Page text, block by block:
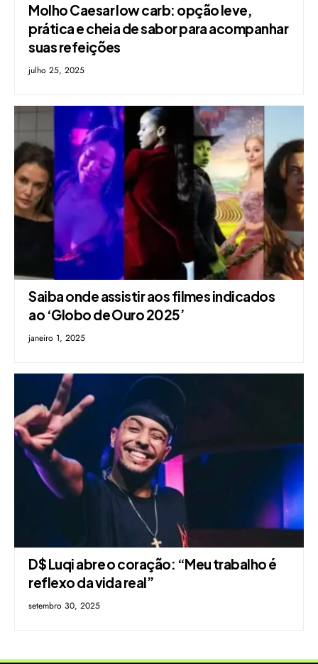
Molho Caesar low carb: opção leve,
prática e cheia de sabor para acompanhar
suas refeições
julho 25, 2025
Saiba onde assistir aos filmes indicados
ao ‘Globo de Ouro 2025’
janeiro 1, 2025
D$ Luqi abre o coração: “Meu trabalho é
reflexo da vida real”
setembro 30, 2025